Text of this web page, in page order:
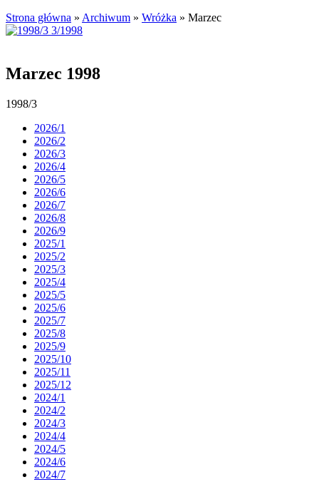
Strona główna » Archiwum » Wróżka » Marzec
Marzec 1998
1998/3
2026/1
2026/2
2026/3
2026/4
2026/5
2026/6
2026/7
2026/8
2026/9
2025/1
2025/2
2025/3
2025/4
2025/5
2025/6
2025/7
2025/8
2025/9
2025/10
2025/11
2025/12
2024/1
2024/2
2024/3
2024/4
2024/5
2024/6
2024/7